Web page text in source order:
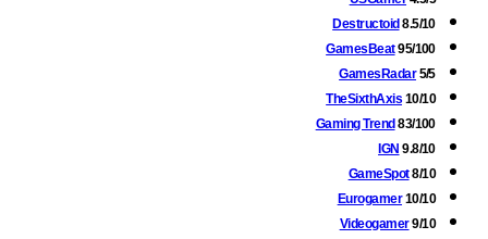
Destructoid
8.5/10
GamesBeat95/100
GamesRadar5/5
TheSixthAxis
10/10
Gaming Trend83/100
IGN
9.8/10
GameSpot
8/10
Eurogamer
10/10
Videogamer
9/10